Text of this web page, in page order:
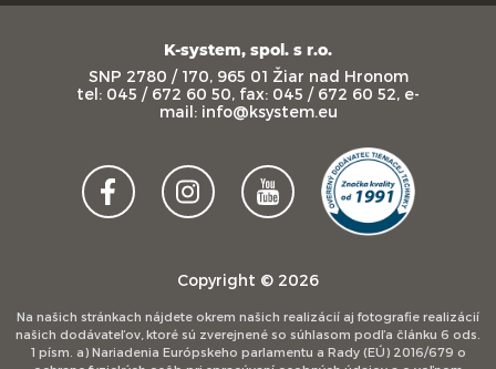
K-system, spol. s r.o.
SNP 2780 / 170, 965 01 Žiar nad Hronom
tel: 045 / 672 60 50, fax: 045 / 672 60 52, e-
mail: info@ksystem.eu
Copyright © 2026
Na našich stránkach nájdete okrem našich realizácií aj fotografie realizácií
našich dodávateľov, ktoré sú zverejnené so súhlasom podľa článku 6 ods.
1 písm. a) Nariadenia Európskeho parlamentu a Rady (EÚ) 2016/679 o